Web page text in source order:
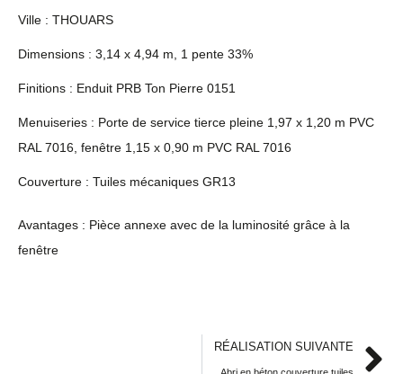
Ville : THOUARS
Dimensions : 3,14 x 4,94 m, 1 pente 33%
Finitions : Enduit PRB Ton Pierre 0151
Menuiseries : Porte de service tierce pleine 1,97 x 1,20 m PVC
RAL 7016, fenêtre 1,15 x 0,90 m PVC RAL 7016
Couverture : Tuiles mécaniques GR13
Avantages : Pièce annexe avec de la luminosité grâce à la
fenêtre
RÉALISATION SUIVANTE